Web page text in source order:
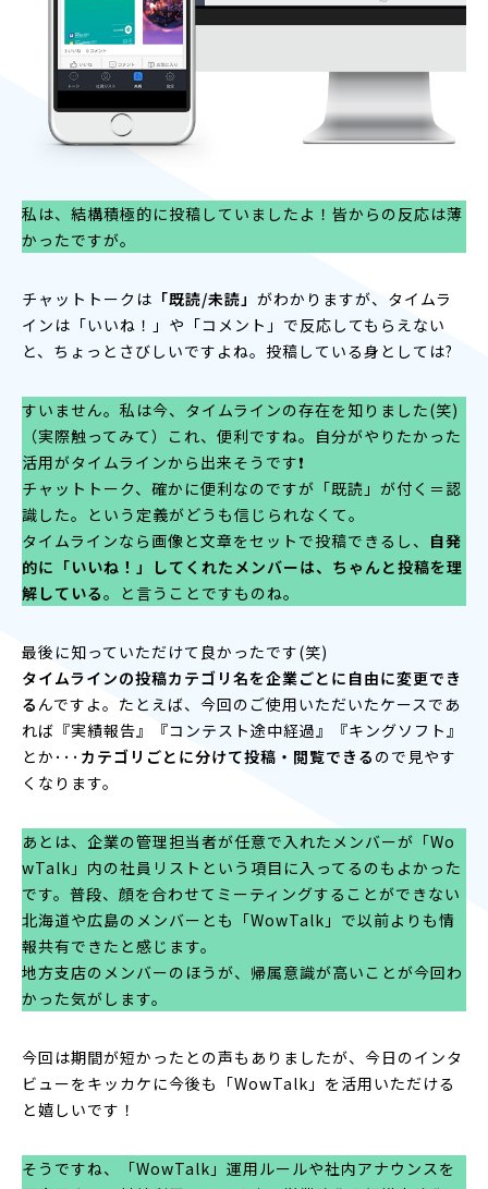
私は、結構積極的に投稿していましたよ！皆からの反応は薄
かったですが。
チャットトークは 「既読/未読」 がわかりますが、タイムラ
インは「いいね！」や「コメント」で反応してもらえない
と、ちょっとさびしいですよね。投稿している身としては?
すいません。私は今、タイムラインの存在を知りました(笑)
（実際触ってみて）これ、便利ですね。自分がやりたかった
活用がタイムラインから出来そうです❗
チャットトーク、確かに便利なのですが「既読」が付く＝認
識した。という定義がどうも信じられなくて。
タイムラインなら画像と文章をセットで投稿できるし、 自発
的に「いいね！」してくれたメンバーは、ちゃんと投稿を理
解している。と言うことですものね。
最後に知っていただけて良かったです(笑)
タイムラインの投稿カテゴリ名を企業ごとに自由に変更でき
る んですよ。たとえば、今回のご使用いただいたケースであ
れば『実績報告』『コンテスト途中経過』『キングソフト』
とか･･･ カテゴリごとに分けて投稿・閲覧できる ので見やす
くなります。
あとは、企業の管理担当者が任意で入れたメンバーが「Wo
wTalk」内の社員リストという項目に入ってるのもよかった
です。普段、顔を合わせてミーティングすることができない
北海道や広島のメンバーとも「WowTalk」で以前よりも情
報共有できたと感じます。
地方支店のメンバーのほうが、帰属意識が高いことが今回わ
かった気がします。
今回は期間が短かったとの声もありましたが、今日のインタ
ビューをキッカケに今後も「WowTalk」を活用いただける
と嬉しいです！
そうですね、「WowTalk」運用ルールや社内アナウンスを